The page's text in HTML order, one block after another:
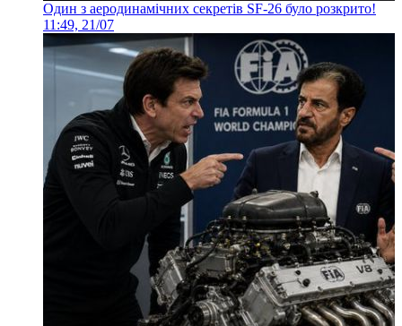
Один з аеродинамічних секретів SF-26 було розкрито!
11:49, 21/07